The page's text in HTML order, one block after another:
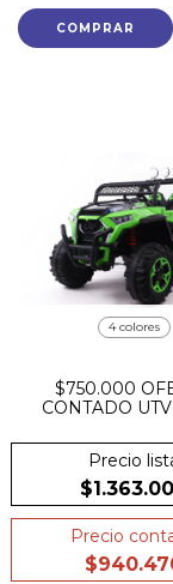
COMPRAR
4 colores
$750.000
CONTADO
MOTORES
Precio
Precio